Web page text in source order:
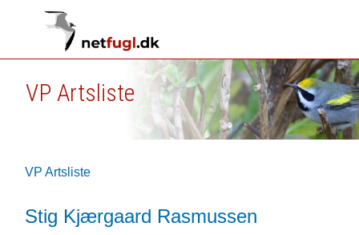
VP Artsliste
VP Artsliste
Stig Kjærgaard Rasmussen